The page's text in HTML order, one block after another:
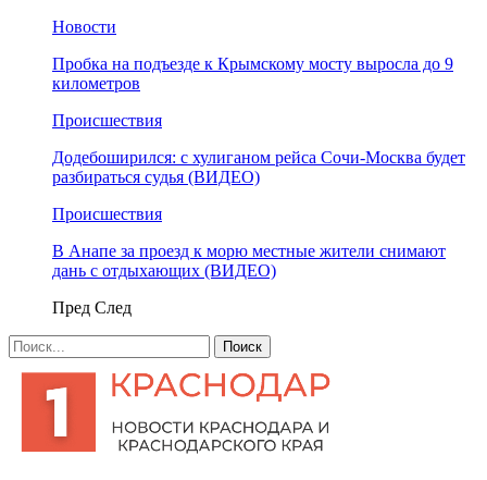
Новости
Пробка на подъезде к Крымскому мосту выросла до 9
километров
Происшествия
Додебоширился: с хулиганом рейса Сочи-Москва будет
разбираться судья (ВИДЕО)
Происшествия
В Анапе за проезд к морю местные жители снимают
дань с отдыхающих (ВИДЕО)
Пред След